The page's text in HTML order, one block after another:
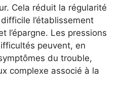
Cela réduit la régularité
l’établissement
l’épargne. Les pressions
peuvent, en
du trouble,
complexe associé à la